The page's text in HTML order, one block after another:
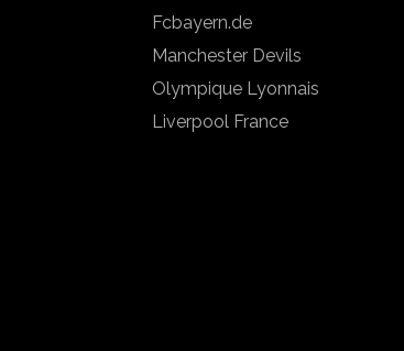
Fcbayern.de
Manchester Devils
Olympique Lyonnais
Liverpool France